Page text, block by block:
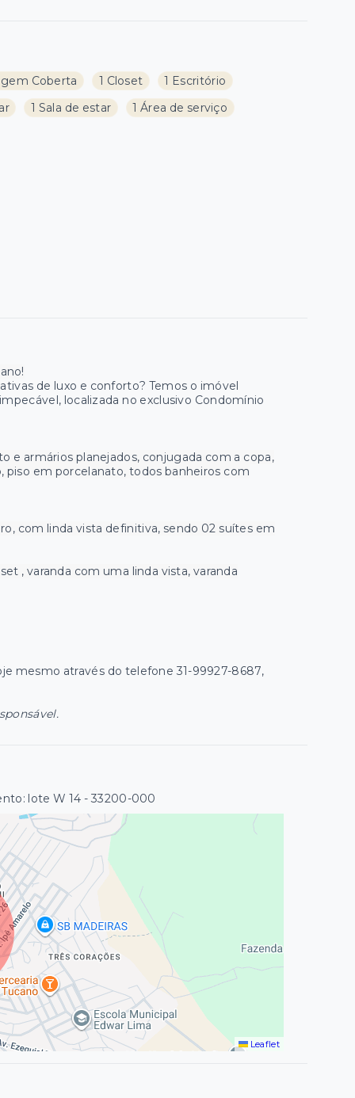
Coberta 1 Closet
1 Escritório
1 Sala de estar 1 Área de serviço
de luxo e conforto? Temos o imóvel
localizada no exclusivo Condomínio
e armários planejados, conjugada com a copa,
em porcelanato, todos banheiros com
com linda vista definitiva, sendo 02 suítes em
, varanda com uma linda vista, varanda
mesmo através do telefone 31-99927-8687,
lote W 14 - 33200-000
Leaflet